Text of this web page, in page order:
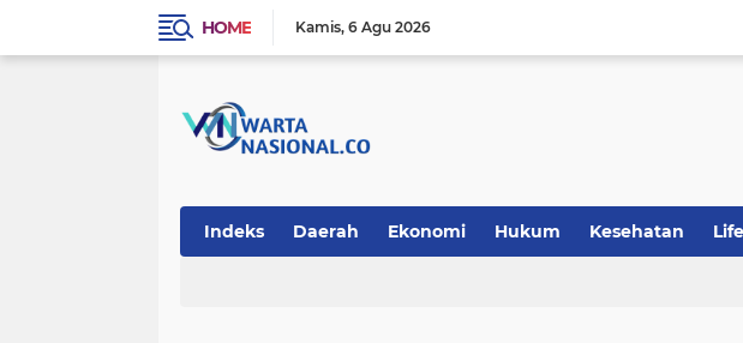
HOME Kamis 6 Agu 2026
Indeks Daerah Ekonomi Hukum Kesehatan